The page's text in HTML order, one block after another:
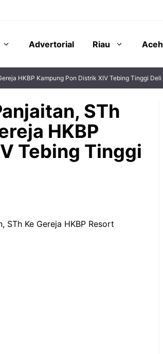
Advertorial Riau Aceh
HKBP Kampung Pon Distrik XIV Tebing Tinggi Deli
STh
HKBP
Tebing Tinggi
STh Ke Gereja HKBP Resort